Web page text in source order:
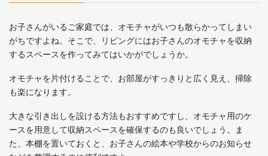
お子さんがいるご家庭では、オモチャがいつも散らかってしまい
がちですよね。そこで、リビングにはお子さんのオモチャを収納
するスペースを作ってみてはいかがでしょうか。
オモチャを片付けることで、お部屋がすっきりと広く見え、掃除
も楽になります。
大きな引き出しを設ける方法もおすすめですし、オモチャ用のケ
ースを用意して収納スペースを確保するのも良いでしょう。ま
た、本棚を置いておくと、お子さんの絵本や学校からのお知らせ